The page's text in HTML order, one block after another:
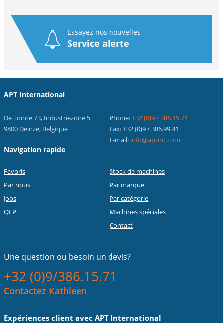
Essayez nos nouvelles
Service alerte
APT International
De Tonne 73, Industriezone 5
9800 Deinze, Belgique
Phone:+32 (0)9 / 386.15.71
Fax: +32 (0)9 / 386.99.41
E-mail: info@aptint.com
Navigation rapide
Favoris
Par nous
Jobs
QFP
Stock de machines
Par marque
Par catégorie
Machines spéciales
Contact
Une question ou besoin un devis?
+32 (0)9/386.15.71
Contactez Kathleen
Expériences client avec APT International